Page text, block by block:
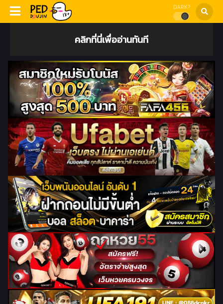
DARK?
คลิกที่นี่เพื่ออ่านทันที